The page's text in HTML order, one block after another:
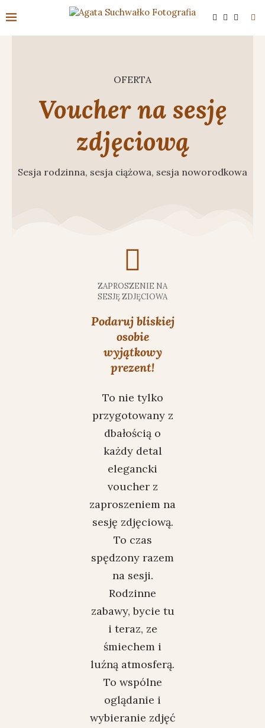
OFERTA
Voucher na sesję
zdjęciową
Sesja rodzinna, sesja ciążowa, sesja noworodkowa
ZAPROSZENIE NA
SESJĘ ZDJĘCIOWA
Podaruj bliskiej
osobie
wyjątkowy
prezent!
To nie tylko
przygotowany z
dbałością o
każdy detal
elegancki
voucher z
zaproszeniem na
sesję zdjęciową.
To czas
spędzony razem
na sesji.
Rodzinne
zabawy, bycie tu
i teraz, ze
śmiechem i
luźną atmosferą.
To wspólne
oglądanie i
wybieranie zdjęć